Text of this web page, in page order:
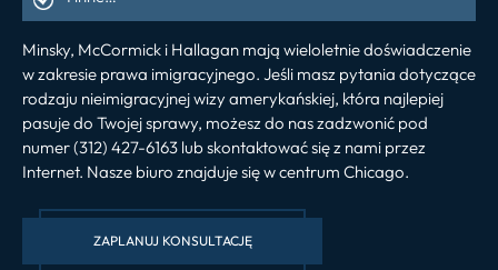
Minsky, McCormick i Hallagan mają wieloletnie doświadczenie
w zakresie prawa imigracyjnego. Jeśli masz pytania dotyczące
rodzaju nieimigracyjnej wizy amerykańskiej, która najlepiej
pasuje do Twojej sprawy, możesz do nas zadzwonić pod
numer (312) 427-6163 lub skontaktować się z nami przez
Internet. Nasze biuro znajduje się w centrum Chicago.
ZAPLANUJ KONSULTACJĘ